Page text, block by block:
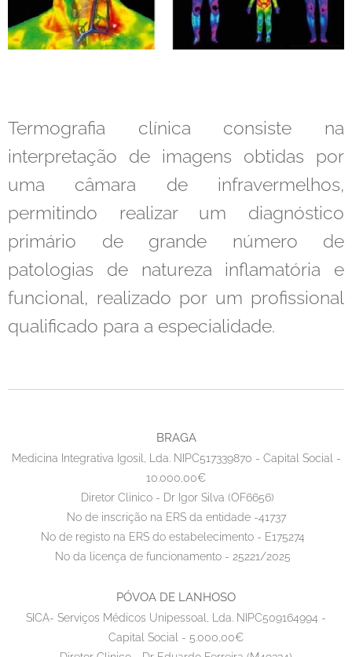
Termografia clínica consiste na
interpretação de imagens obtidas por
uma câmara de infravermelhos,
permitindo realizar um diagnóstico
primário de grande número de
patologias de natureza inflamatória e
funcional, realizado por um profissional
qualificado para a especialidade.
BRAGA
Medicina Integrativa Igosil, Lda. NIPC517339870 - Capital Social -
10.000,00€
Diretor Clinico - Dr Igor Silva (OF6656)
No de inscrição na ERS da entidade -41737
No de registo na ERS do estabelecimento - E175274
No da licença de funcionamento - 25221/2025
PÓVOA DE LANHOSO
SICA- Serviços Médicos Unipessoal, Lda. NIPC509164994 -
Capital Social - 5.000,00€